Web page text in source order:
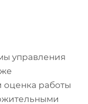
управления
работы